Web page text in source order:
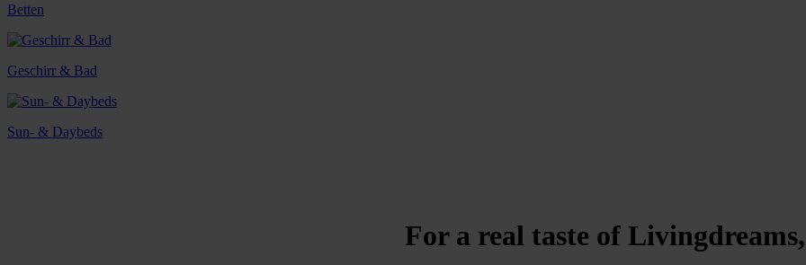
Betten
Geschirr & Bad
Sun- & Daybeds
For a real taste of Livingdreams,